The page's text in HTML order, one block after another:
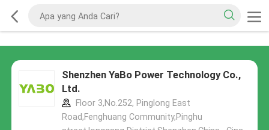
Shenzhen YaBo Power Technology Co.,
Ltd.
Floor 3,No.252, Pinglong East
Road,Fenghuang Community,Pinghu